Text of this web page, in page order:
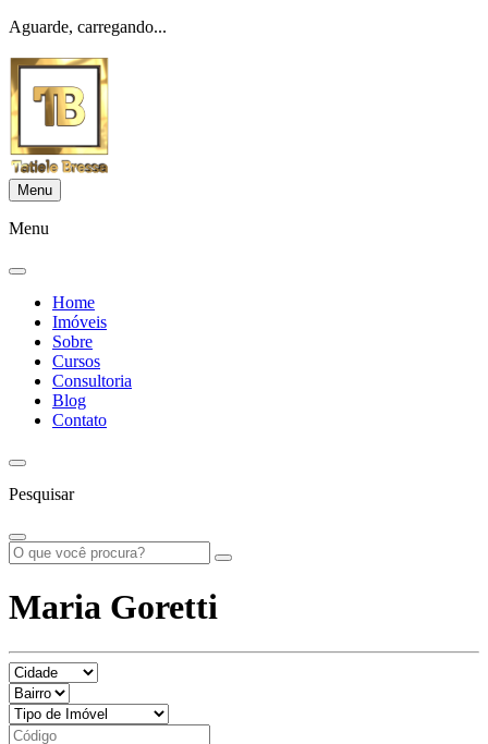
Aguarde, carregando...
Menu
Menu
Home
Imóveis
Sobre
Cursos
Consultoria
Blog
Contato
Pesquisar
Maria Goretti